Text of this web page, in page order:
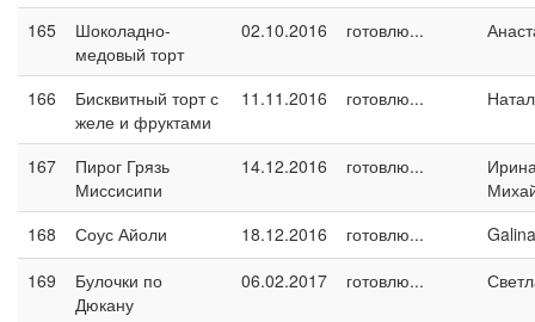
165
Шоколадно-
медовый торт
02.10.2016 готовлю...
166
Бисквитный торт с
желе и фруктами
11.11.2016 готовлю...
167
Пирог Грязь
Миссисипи
14.12.2016 готовлю...
168
Соус Айоли 18.12.2016 готовлю...
169
Булочки по
Дюкану
06.02.2017 готовлю...